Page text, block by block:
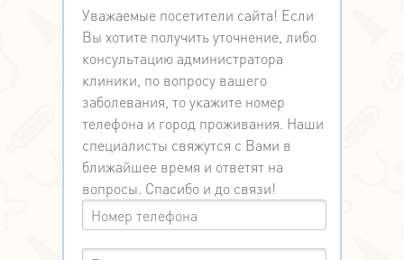
Уважаемые посетители сайта! Если
Вы хотите получить уточнение, либо
консультацию администратора
клиники, по вопросу вашего
заболевания, то укажите номер
телефона и город проживания. Наши
специалисты свяжутся с Вами в
ближайшее время и ответят на
вопросы. Спасибо и до связи!